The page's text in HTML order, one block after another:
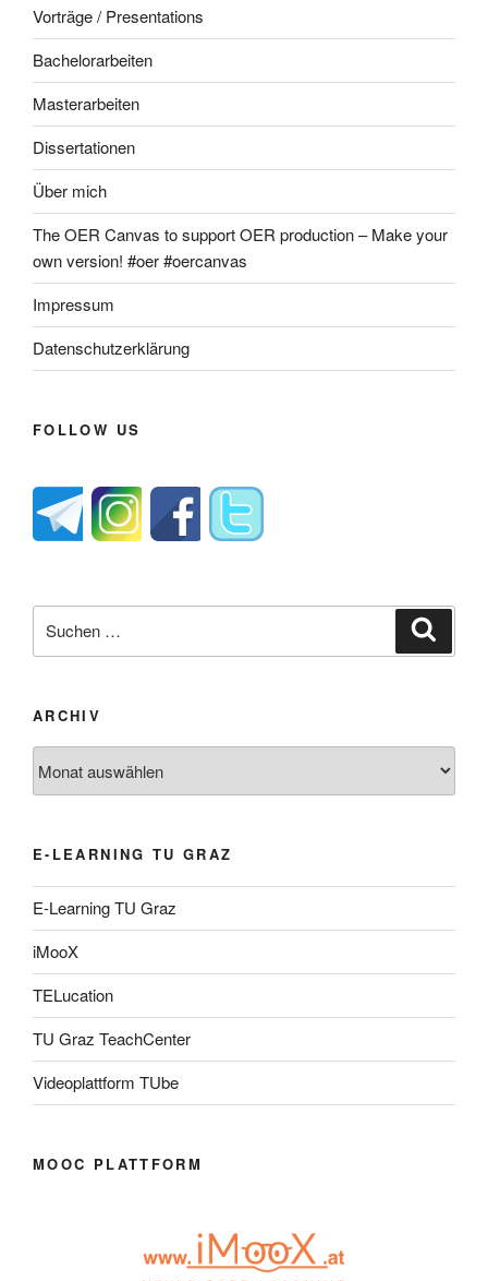
Vorträge / Presentations
Bachelorarbeiten
Masterarbeiten
Dissertationen
Über mich
The OER Canvas to support OER production – Make your
own version! #oer #oercanvas
Impressum
Datenschutzerklärung
FOLLOW US
nach:
ARCHIV
E-LEARNING TU GRAZ
E-Learning TU Graz
iMooX
TELucation
TU Graz TeachCenter
Videoplattform TUbe
MOOC PLATTFORM